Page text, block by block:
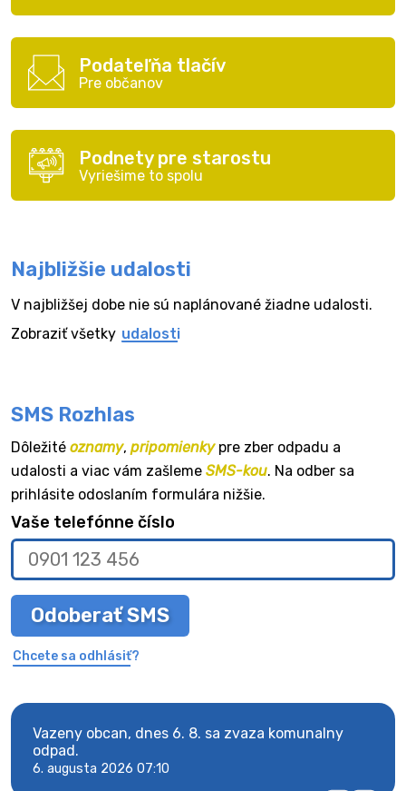
Podateľňa tlačív
Pre občanov
Podnety pre starostu
Vyriešime to spolu
Najbližšie udalosti
V najbližšej dobe nie sú naplánované žiadne udalosti.
Zobraziť všetky udalosti
SMS Rozhlas
Dôležité oznamy, pripomienkypre zber odpadu a
udalosti a viac vám zašleme SMS-kou. Na odber sa
prihlásite odoslaním formulára nižšie.
Vaše telefónne číslo
Odoberať SMS
Chcete sa odhlásiť?
Vazeny obcan, dnes 6. 8. sa zvaza komunalny
odpad.
6. augusta 2026 07:10